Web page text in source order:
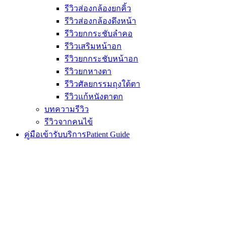
รีวิวส่องกล้องยกคิ้ว
รีวิวส่องกล้องดึงหน้า
รีวิวยกกระชับลำคอ
รีวิวเสริมหน้าอก
รีวิวยกกระชับหน้าอก
รีวิวยกหางตา
รีวิวศัลยกรรมถุงใต้ตา
รีวิวแก้หนังตาตก
บทความรีวิว
รีวิวจากคนไข้
คู่มือเข้ารับบริการPatient Guide